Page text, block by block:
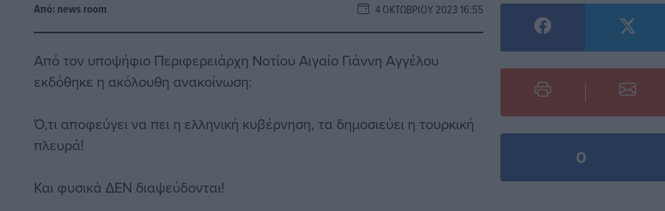
Από: news room 4 ΟΚΤΩΒΡΊΟΥ 2023 16:55
Από τον υποψήφιο Περιφερειάρχη Νοτίου Αιγαίο Γιάννη Αγγέλου
εκδόθηκε η ακόλουθη ανακοίνωση:
Ό,τι αποφεύγει να πει η ελληνική κυβέρνηση, τα δημοσιεύει η τουρκική
πλευρά!
Και φυσικά ΔΕΝ διαψεύδονται!
0